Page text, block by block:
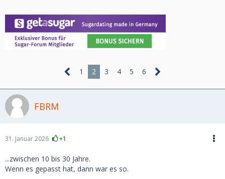
1 2 3 4 5 6
FBRM
31. Januar 2026 +1
...zwischen 10 bis 30 Jahre.
Wenn es gepasst hat, dann war es so.